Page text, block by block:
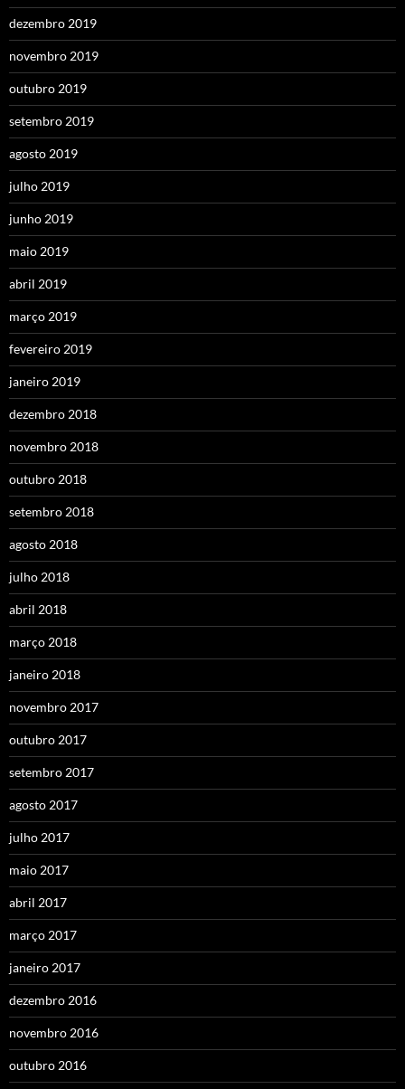
dezembro 2019
novembro 2019
outubro 2019
setembro 2019
agosto 2019
julho 2019
junho 2019
maio 2019
abril 2019
março 2019
fevereiro 2019
janeiro 2019
dezembro 2018
novembro 2018
outubro 2018
setembro 2018
agosto 2018
julho 2018
abril 2018
março 2018
janeiro 2018
novembro 2017
outubro 2017
setembro 2017
agosto 2017
julho 2017
maio 2017
abril 2017
março 2017
janeiro 2017
dezembro 2016
novembro 2016
outubro 2016